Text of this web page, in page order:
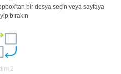
bir dosya seçin veya sayfaya
bırakın
2